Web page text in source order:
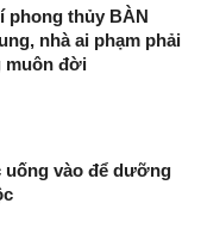
phong thủy BÀN
nhà ai phạm phải
muôn đời
vào để dưỡng